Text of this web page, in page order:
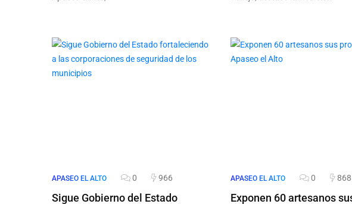
APASEO EL ALTO 0 966
Sigue Gobierno del Estado
APASEO EL ALTO 0 868
Exponen 60 artesanos